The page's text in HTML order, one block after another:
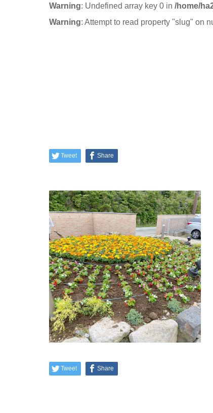
Warning: Undefined array key 0 in /home/
Warning: Attempt to read property "slug" on
Tweet Share
Tweet Share